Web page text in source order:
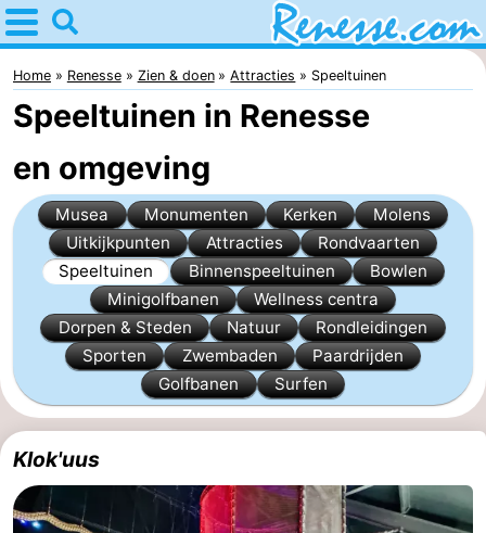
Home
Renesse
Tips
Voor
kinderen
Overnachten
Appartementen
Greve
Zeeuwse
Kust
Bed
(&
breakfasts)
Campings
Hotels
Home Renesse Zien & doen Attracties Speeltuinen
Speeltuinen in Renesse
en omgeving
Musea Monumenten Kerken
Molens
Uitkijkpunten
Attracties
Rondvaarten
Speeltuinen
Binnenspeeltuinen
Bowlen
Minigolfbanen
Wellness centra
Dorpen & Steden
Natuur
Rondleidingen
Sporten
Zwembaden
Paardrijden
Golfbanen
Surfen
Klok'uus